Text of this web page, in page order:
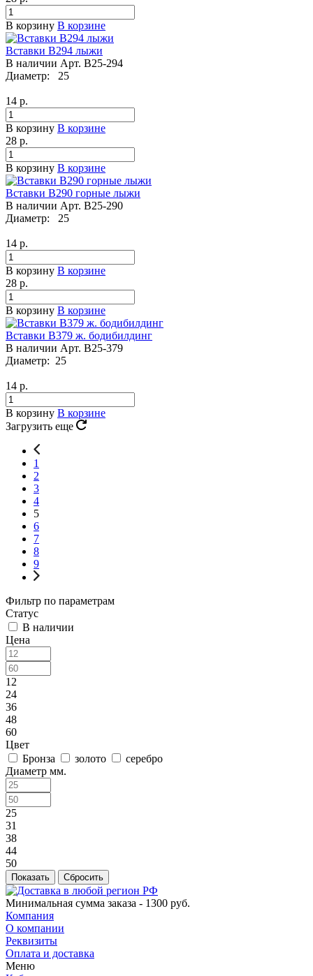
В корзину В корзине
Вставки B294 лыжи
В наличии Арт. B25-294
Диаметр:
25
14 р.
В корзину В корзине
28 р.
В корзину В корзине
Вставки B290 горные лыжи
В наличии Арт. B25-290
Диаметр:
25
14 р.
В корзину В корзине
28 р.
В корзину В корзине
Вставки B379 ж. бодибилдинг
В наличии Арт. B25-379
Диаметр: 25
14 р.
В корзину В корзине
Загрузить еще
1
2
3
4
5
6
7
8
9
Фильтр по параметрам
Статус
В наличии
Цена
12
24
36
48
60
Цвет
Бронза
золото
серебро
Диаметр мм.
25
31
38
44
50
Сбросить
Минимальная сумма заказа - 1300 руб.
Компания
О компании
Реквизиты
Оплата и доставка
Меню